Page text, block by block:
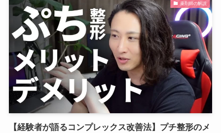
薬剤師の解説
【経験者が語るコンプレックス改善法】プチ整形のメ